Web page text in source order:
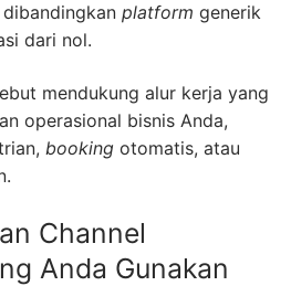
platform generik
dari nol.
mendukung alur kerja yang
operasional bisnis Anda,
booking otomatis, atau
Channel
Anda Gunakan